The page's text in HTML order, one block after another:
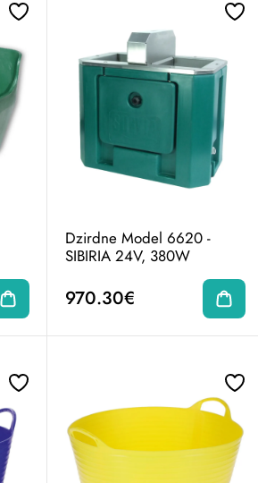
Dzirdne Model 6620 -
SIBIRIA 24V, 380W
970.30€